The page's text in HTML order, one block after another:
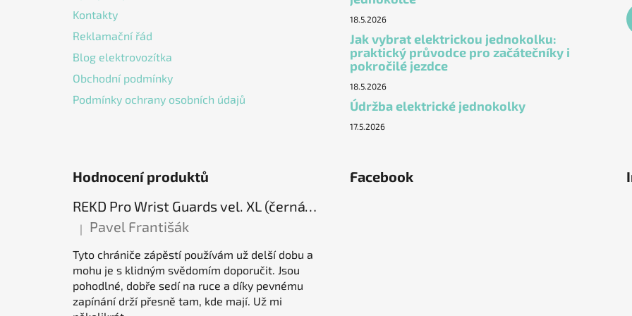
Kontakty
Reklamační řád
Blog elektrovozítka
Obchodní podmínky
Podmínky ochrany osobních údajů
18.5.2026
Jak vybrat elektrickou jednokolku:
praktický průvodce pro začátečníky i
pokročilé jezdce
18.5.2026
Údržba elektrické jednokolky
17.5.2026
Hodnocení produktů
REKD Pro Wrist Guards vel. XL (černá) chrániče zápěstí
Hodnocení produktu je 5 z 5 hvězdiček.
| Pavel Františák
Tyto chrániče zápěstí používám už delší dobu a
mohu je s klidným svědomím doporučit. Jsou
pohodlné, dobře sedí na ruce a díky pevnému
zapínání drží přesně tam, kde mají. Už mi
Facebook